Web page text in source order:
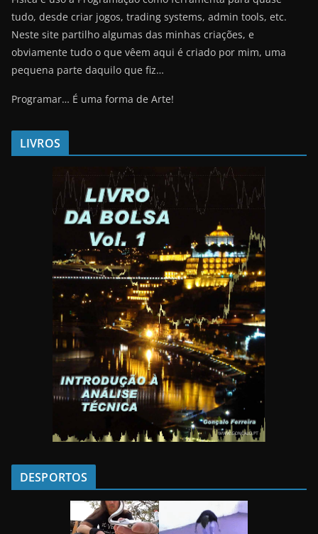
tudo, desde criar jogos, trading systems, admin tools, etc.
Neste site partilho algumas das minhas criações, e
obviamente tudo o que vêem aqui é criado por mim, uma
pequena parte daquilo que fiz…
Programar… É uma forma de Arte!
LIVROS
DESPORTOS